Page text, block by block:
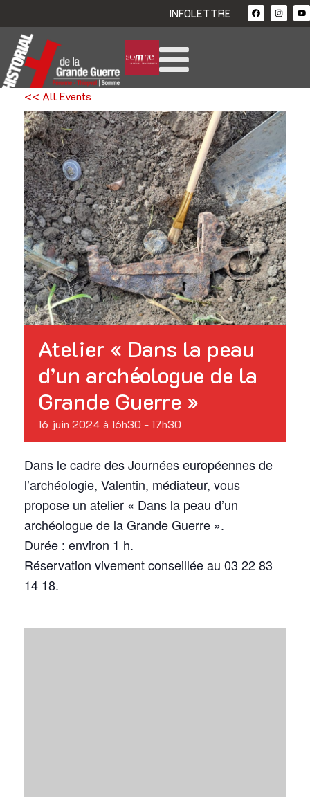
INFOLETTRE
<< All Events
Atelier « Dans la peau
d’un archéologue de la
Grande Guerre »
16 juin 2024 à 16h30 -17h30
Dans le cadre des Journées européennes de
l’archéologie, Valentin, médiateur, vous
propose un atelier « Dans la peau d’un
archéologue de la Grande Guerre ».
Durée : environ 1 h.
Réservation vivement conseillée au 03 22 83
14 18.